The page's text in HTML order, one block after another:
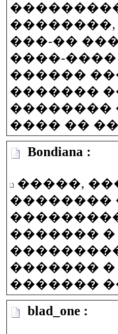
���-��
����-
������
�������
��������
���� ��
Bondiana :
�����,
��������
�������
�������
�������
blad_one :